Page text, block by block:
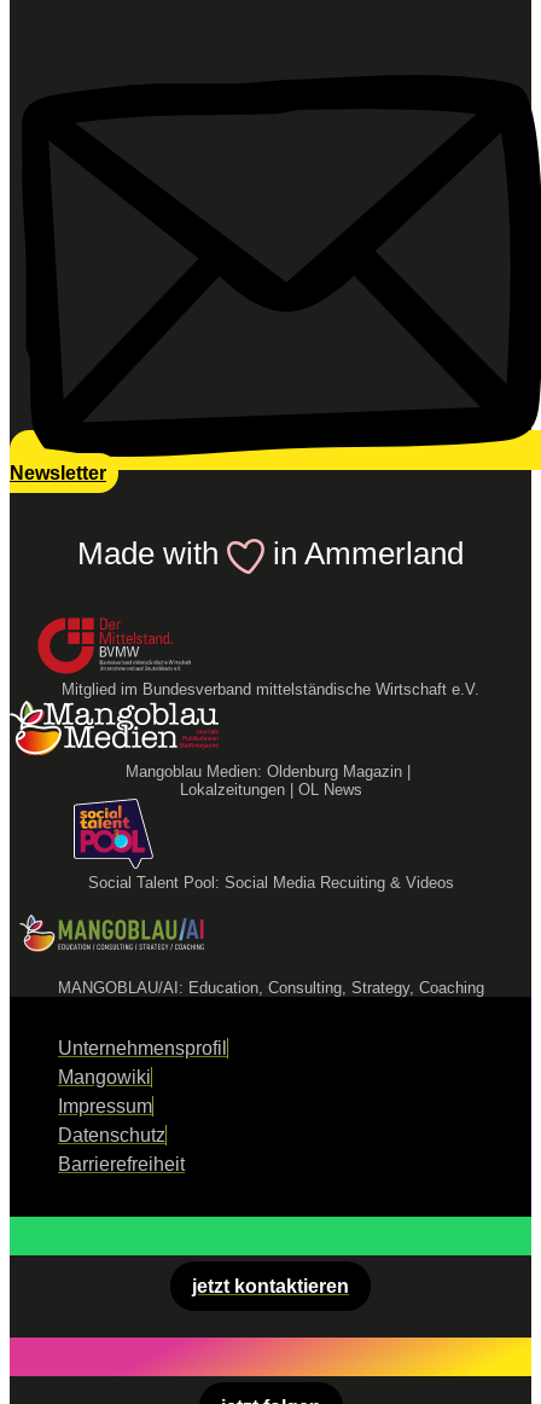
Newsletter
Made with in Ammerland
Mitglied im Bundesverband mittelständische Wirtschaft e.V.
Mangoblau Medien: Oldenburg Magazin |
Lokalzeitungen | OL News
Social Talent Pool: Social Media Recuiting & Videos
MANGOBLAU/AI: Education, Consulting, Strategy, Coaching
Unternehmensprofil
Mangowiki
Impressum
Datenschutz
Barrierefreiheit
jetzt kontaktieren